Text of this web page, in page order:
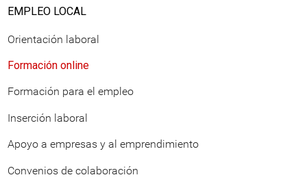
EMPLEO LOCAL
Orientación laboral
Formación online
Formación para el empleo
Inserción laboral
Apoyo a empresas y al emprendimiento
Convenios de colaboración